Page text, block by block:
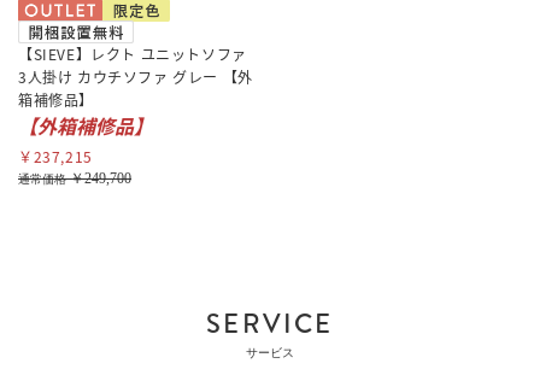
【SIEVE】レクト ユニットソファ
3人掛け カウチソファ グレー 【外
箱補修品】
【外箱補修品】
￥237,215
通常価格￥249,700
SERVICE
サービス